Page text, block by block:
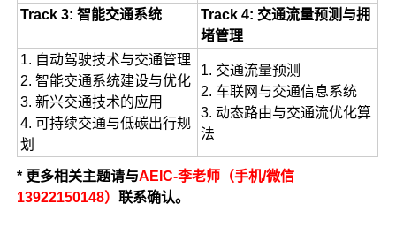
Track 3: 智能交通系统
Track 4: 交通流量预测与拥
堵管理
1. 自动驾驶技术与交通管理
2. 智能交通系统建设与优化
3. 新兴交通技术的应用
4. 可持续交通与低碳出行规
划
1. 交通流量预测
2. 车联网与交通信息系统
3. 动态路由与交通流优化算
法
* 更多相关主题请与AEIC-李老师（手机/微信
13922150148）联系确认。